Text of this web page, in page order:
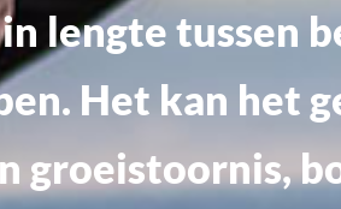
lengte tussen
Het kan het
groeistoornis,